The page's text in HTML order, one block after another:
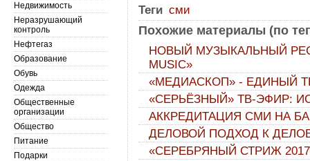
Теги сми
Похожие материалы (по
НОВЫЙ МУЗЫКАЛЬНЫЙ
MUSIC»
«МЕДИАСКОП» - ЕДИНЫЙ
«СЕРЬЁЗНЫЙ» ТВ-ЭФИР:
АККРЕДИТАЦИЯ СМИ НА
ДЕЛОВОЙ ПОДХОД К
«СЕРЕБРЯНЫЙ СТРИЖ
Недвижимость
Неразрушающий
контроль
Нефтегаз
Образование
Обувь
Одежда
Общественные
организации
Общество
Питание
Подарки